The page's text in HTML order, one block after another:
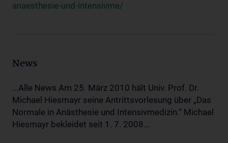
anaesthesie-und-intensivme/
News
...Alle News Am 25. März 2010 hält Univ. Prof. Dr.
Michael Hiesmayr seine Antrittsvorlesung über „Das
Normale in Anästhesie und Intensivmedizin.“ Michael
Hiesmayr bekleidet seit 1. 7. 2008...